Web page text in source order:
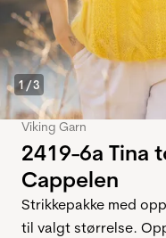
1/3
Viking Garn
2419-6a Tina
Cappelen
Strikkepakke med
til valgt størrelse.